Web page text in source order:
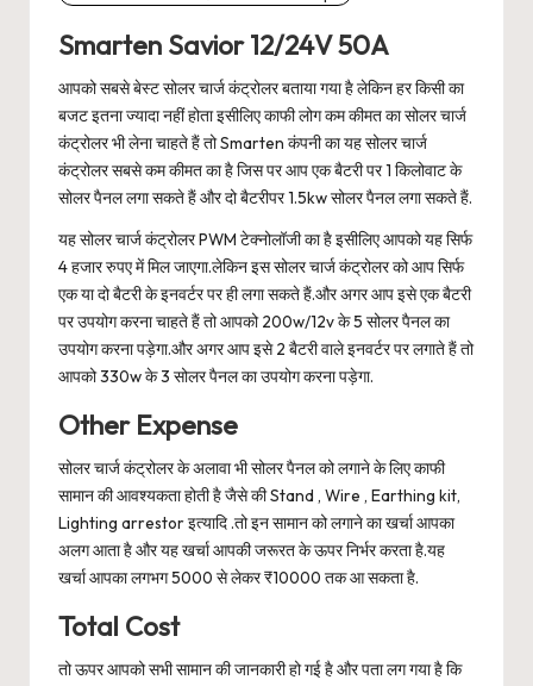
Smarten Savior 12/24V 50A
आपको सबसे बेस्ट सोलर चार्ज कंट्रोलर बताया गया है लेकिन हर किसी का
बजट इतना ज्यादा नहीं होता इसीलिए काफी लोग कम कीमत का सोलर चार्ज
कंट्रोलर भी लेना चाहते हैं तो Smarten कंपनी का यह सोलर चार्ज
कंट्रोलर सबसे कम कीमत का है जिस पर आप एक बैटरी पर 1 किलोवाट के
सोलर पैनल लगा सकते हैं और दो बैटरीपर 1.5kw सोलर पैनल लगा सकते हैं.
यह सोलर चार्ज कंट्रोलर PWM टेक्नोलॉजी का है इसीलिए आपको यह सिर्फ
4 हजार रुपए में मिल जाएगा.लेकिन इस सोलर चार्ज कंट्रोलर को आप सिर्फ
एक या दो बैटरी के इनवर्टर पर ही लगा सकते हैं.और अगर आप इसे एक बैटरी
पर उपयोग करना चाहते हैं तो आपको 200w/12v के 5 सोलर पैनल का
उपयोग करना पड़ेगा.और अगर आप इसे 2 बैटरी वाले इनवर्टर पर लगाते हैं तो
आपको 330w के 3 सोलर पैनल का उपयोग करना पड़ेगा.
Other Expense
सोलर चार्ज कंट्रोलर के अलावा भी सोलर पैनल को लगाने के लिए काफी
सामान की आवश्यकता होती है जैसे की Stand , Wire , Earthing kit,
Lighting arrestor इत्यादि .तो इन सामान को लगाने का खर्चा आपका
अलग आता है और यह खर्चा आपकी जरूरत के ऊपर निर्भर करता है.यह
खर्चा आपका लगभग 5000 से लेकर ₹10000 तक आ सकता है.
Total Cost
तो ऊपर आपको सभी सामान की जानकारी हो गई है और पता लग गया है कि